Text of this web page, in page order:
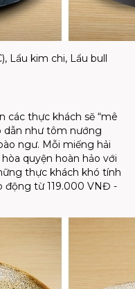
Lẩu kim chi, Lẩu bull
các thực khách sẽ “mê
dẫn như tôm nướng
ngư. Mỗi miếng hải
quyện hoàn hảo với
thực khách khó tính
động từ 119.000 VNĐ -